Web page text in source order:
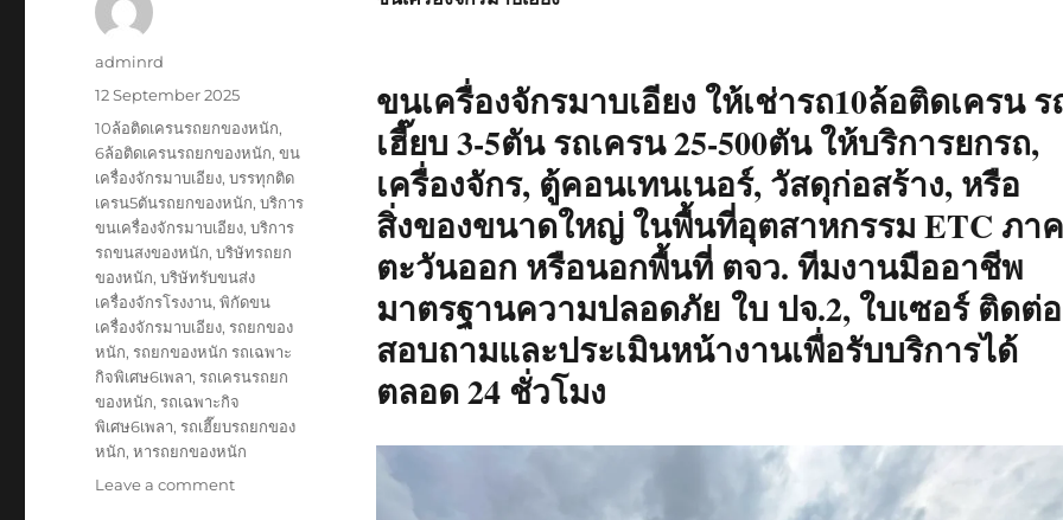
ขนเครื่องจักรมาบเอียง ให้เช่ารถ10ล้อติดเครน ร
เฮี๊ยบ 3-5ตัน รถเครน 25-500ตัน ให้บริการยกรถ,
เครื่องจักร, ตู้คอนเทนเนอร์, วัสดุก่อสร้าง, หรือ
สิ่งของขนาดใหญ่ ในพื้นที่อุตสาหกรรม ETC ภาค
ตะวันออก หรือนอกพื้นที่ ตจว. ทีมงานมืออาชีพ
มาตรฐานความปลอดภัย ใบ ปจ.2, ใบเซอร์ ติดต่อ
สอบถามและประเมินหน้างานเพื่อรับบริการได้
ตลอด 24 ชั่วโมง
Author
adminrd
Posted
12 September 2025
Tags
10ล้อติดเครนรถยกของหนัก,
6ล้อติดเครนรถยกของหนัก,ขน
เครื่องจักรมาบเอียง,บรรทุกติด
เครน5ตันรถยกของหนัก,บริการ
ขนเครื่องจักรมาบเอียง,บริการ
รถขนสงของหนัก,บริษัทรถยก
ของหนัก,บริษัทรับขนส่ง
เครื่องจักรโรงงาน,พิกัดขน
เครื่องจักรมาบเอียง,รถยกของ
หนัก,รถยกของหนัก รถเฉพาะ
กิจพิเศษ6เพลา,รถเครนรถยก
ของหนัก,รถเฉพาะกิจ
พิเศษ6เพลา,รถเฮี๊ยบรถยกของ
หนัก,หารถยกของหนัก
Leave a commenton